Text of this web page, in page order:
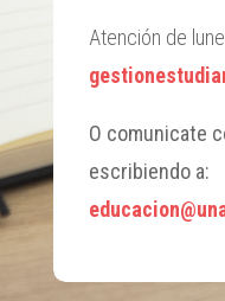
Atención de
O comunicate
escribiendo a: